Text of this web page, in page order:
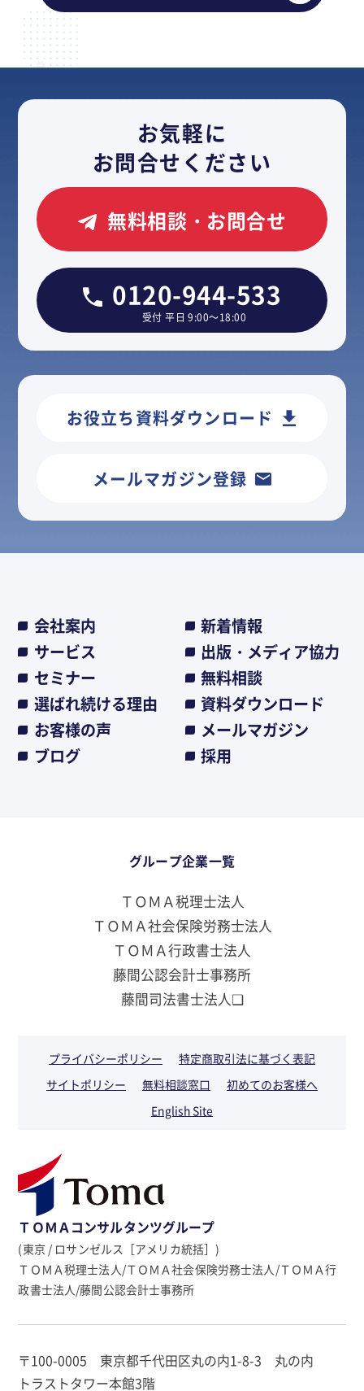
お気軽に
お問合せください
無料相談・お問合せ
0120-944-533
受付 平日 9:00～18:00
お役立ち資料ダウンロード
メールマガジン登録
会社案内
新着情報
サービス
出版・メディア協力
セミナー
無料相談
選ばれ続ける理由
資料ダウンロード
お客様の声
メールマガジン
ブログ
採用
グループ企業一覧
ＴＯＭＡ税理士法人
ＴＯＭＡ社会保険労務士法人
ＴＯＭＡ行政書士法人
藤間公認会計士事務所
藤間司法書士法人❏
プライバシーポリシー
特定商取引法に基づく表記
サイトポリシー
無料相談窓口
初めてのお客様へ
English Site
ＴＯＭＡコンサルタンツグループ
(東京 / ロサンゼルス［アメリカ統括］)
ＴＯＭＡ税理士法人/ＴＯＭＡ社会保険労務士法人/ＴＯＭＡ行
政書士法人/藤間公認会計士事務所
〒100-0005 東京都千代田区丸の内1-8-3 丸の内
トラストタワー本館3階